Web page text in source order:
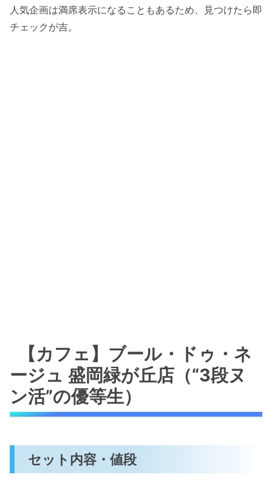
人気企画は満席表示になることもあるため、見つけたら即
チェックが吉。
【カフェ】ブール・ドゥ・ネ
ージュ 盛岡緑が丘店（“3段ヌ
ン活”の優等生）
セット内容・値段